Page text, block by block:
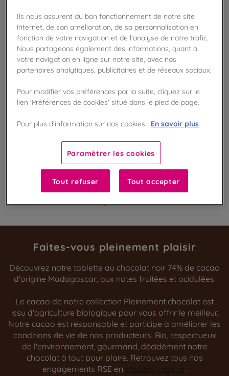
Disponible en boutique !
Vérifier la disponibilité en magasin
Frais de port offert
dès 50€ d'achat
Gagnez 5 points de fidélité !
Liste des ingrédients et allergènes
100%
Fabriqué en France
Faites-vous pleinement plaisir
Découvrez notre tablette au chocolat noir 74% de cacao
d'origine Madagascar, aux notes fruitées et acidulées.
Le cacao de notre collection Pleinement chocolat est
issu d'agriculture biologique pour vous offrir le meilleur.
Notre cacao est responsable et participe à améliorer les
conditions de vie de nos producteurs. Bio, respectueux
de l'environnement, gourmand, décidément notre
chocolat à tout pour plaire. Retrouvez tous nos
engagements RSE en
cliquant juste ici.
Ils nous assurent du bon fonctionnement de notre site
internet, de son amélioration, de sa personnalisation en
fonction de votre navigation et de l'analyse de notre trafic.
Nous partageons également des informations, quant à
votre navigation en ligne sur notre site, avec nos
partenaires analytiques, publicitaires et de réseaux sociaux.
Pour modifier vos préférences par la suite, cliquez sur le
lien 'Préférences de cookies' situé dans le pied de page.
Pour plus d’information sur nos cookies : En savoir plus
Paramètrer les cookies
Tout refuser Tout accepter